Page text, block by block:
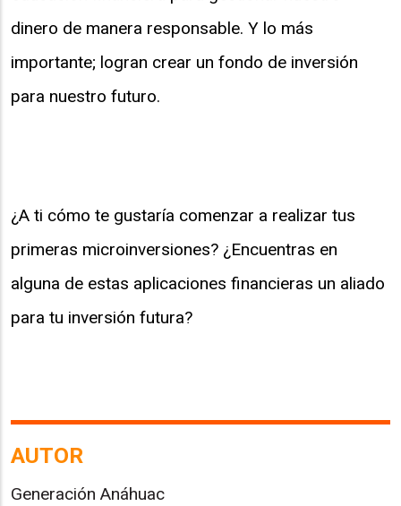
dinero de manera responsable. Y lo más
importante; logran crear un fondo de inversión
para nuestro futuro.
¿A ti cómo te gustaría comenzar a realizar tus
primeras microinversiones? ¿Encuentras en
alguna de estas aplicaciones financieras un aliado
para tu inversión futura?
AUTOR
Generación Anáhuac